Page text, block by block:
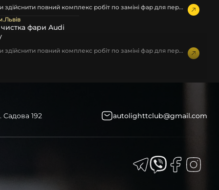
повний комплекс робіт по заміні фар для пер...
чистка фари Audi
повний комплекс робіт по заміні фар для пер...
Садова 192 autolighttclub@gmail.com